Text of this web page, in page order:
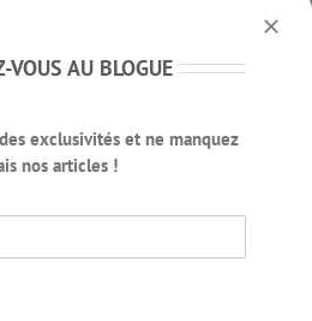
de droit? Ces missions ne sont
les parlementaires haïtiens
formellement sur cette
de demander des comptes
les crimes de droit commun
bleus.
VOUS AU BLOGUE
exclusivités et ne manquez
nos articles !